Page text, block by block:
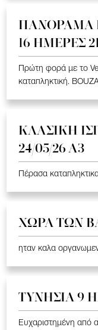
ΠΑΝΟΡΑΜΑ
16 ΗΜΕΡΕΣ
Πρώτη φορά με το
καταπληκτική.
ΚΛΑΣΙΚΗ
24/05/26 Α3
Πέρασα
ΧΩΡΑ ΤΩΝ
ηταν καλα
ΤΥΝΗΣΙΑ 9
Ευχαριστημένη από